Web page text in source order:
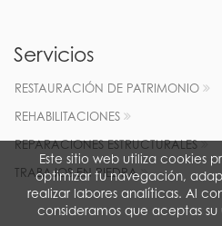
Servicios
RESTAURACIÓN DE PATRIMONIO
REHABILITACIONES
REPARACIONES ESTRUCTURALES
TRABAJOS EN PIEDRA
Este sitio web utiliza cookies
optimizar tu navegación,
realizar labores analíticas. Al
consideramos que aceptas su